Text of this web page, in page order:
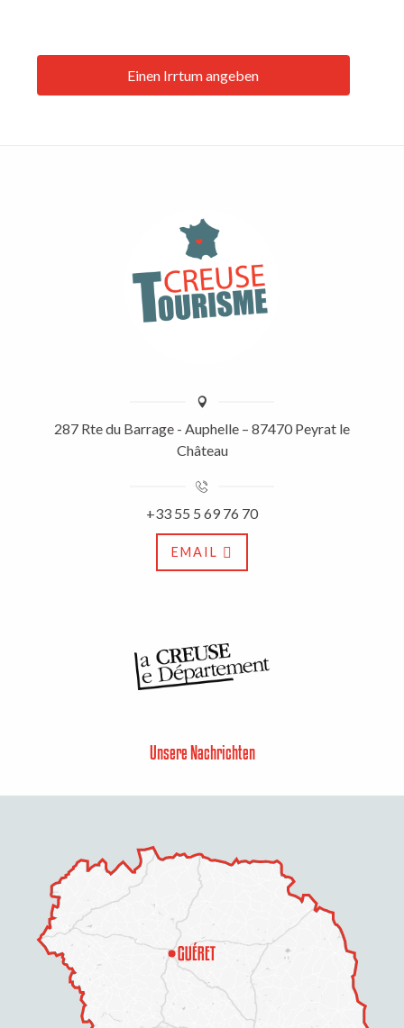
Einen Irrtum angeben
287 Rte du Barrage - Auphelle – 87470 Peyrat le
Château
+33 55 5 69 76 70
EMAIL
Unsere Nachrichten